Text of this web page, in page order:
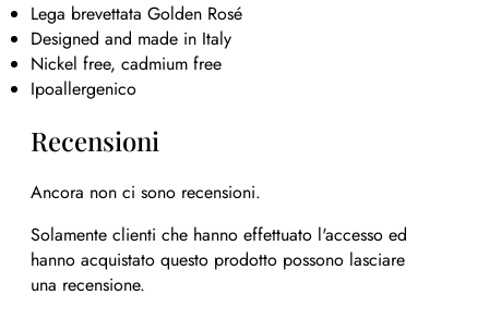
Lega brevettata Golden Rosé
Designed and made in Italy
Nickel free, cadmium free
Ipoallergenico
Recensioni
Ancora non ci sono recensioni.
Solamente clienti che hanno effettuato l'accesso ed
hanno acquistato questo prodotto possono lasciare
una recensione.